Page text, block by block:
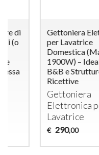
Gettoniera Elettronica
per Lavatrice
Domestica (Max
1900W) – Ideale per
B&B e Strutture
Ricettive
Gettoniera
Elettronica per
Lavatrice
,00